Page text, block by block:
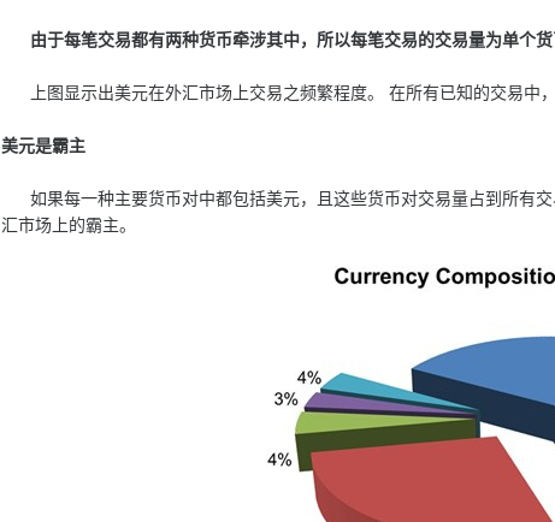
由于每笔交易都有两种货币牵涉其中，所以每笔交易的交易量为单个货
上图显示出美元在外汇市场上交易之频繁程度。 在所有已知的交易中
美元是霸主
如果每一种主要货币对中都包括美元，且这些货币对交易量占到所有
汇市场上的霸主。